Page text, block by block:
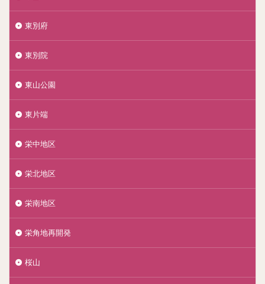
東別府
東別院
東山公園
東片端
栄中地区
栄北地区
栄南地区
栄角地再開発
桜山